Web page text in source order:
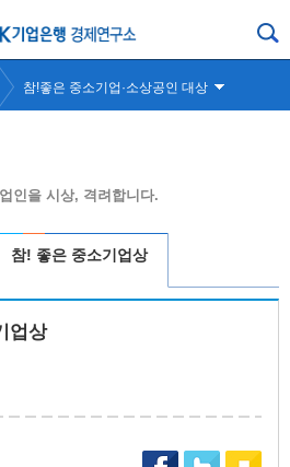
참!좋은 중소기업·소상공인 대상
인을 시상, 격려합니다.
참! 좋은 중소기업상
업상